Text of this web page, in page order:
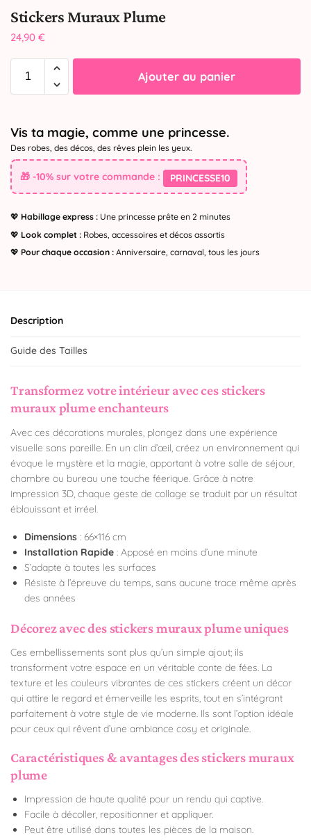
Stickers Muraux Plume
24,90 €
Ajouter au panier
Vis ta magie, comme une princesse.
Des robes, des décos, des rêves plein les yeux.
🎁 -10% sur votre commande : PRINCESSE10
💖 Habillage express : Une princesse prête en 2 minutes
💖 Look complet : Robes, accessoires et décos assortis
💖 Pour chaque occasion : Anniversaire, carnaval, tous les jours
Description
Guide des Tailles
Transformez votre intérieur avec ces stickers
muraux plume enchanteurs
Avec ces décorations murales, plongez dans une expérience
visuelle sans pareille. En un clin d’œil, créez un environnement qui
évoque le mystère et la magie, apportant à votre salle de séjour,
chambre ou bureau une touche féerique. Grâce à notre
impression 3D, chaque geste de collage se traduit par un résultat
éblouissant et irréel.
Dimensions : 66×116 cm
Installation Rapide : Apposé en moins d’une minute
S’adapte à toutes les surfaces
Résiste à l’épreuve du temps, sans aucune trace même après
des années
Décorez avec des stickers muraux plume uniques
Ces embellissements sont plus qu’un simple ajout; ils
transforment votre espace en un véritable conte de fées. La
texture et les couleurs vibrantes de ces stickers créent un décor
qui attire le regard et émerveille les esprits, tout en s’intégrant
parfaitement à votre style de vie moderne. Ils sont l’option idéale
pour ceux qui rêvent d’une ambiance cosy et originale.
Caractéristiques & avantages des stickers muraux
plume
Impression de haute qualité pour un rendu qui captive.
Facile à décoller, repositionner et appliquer.
Peut être utilisé dans toutes les pièces de la maison.